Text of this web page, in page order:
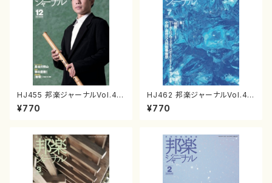
HJ455 邦楽ジャーナルVol.45
5（24年12月号）（雑誌）
¥770
HJ462 邦楽ジャーナルVol.46
2（25年7月号）（雑誌）
¥770